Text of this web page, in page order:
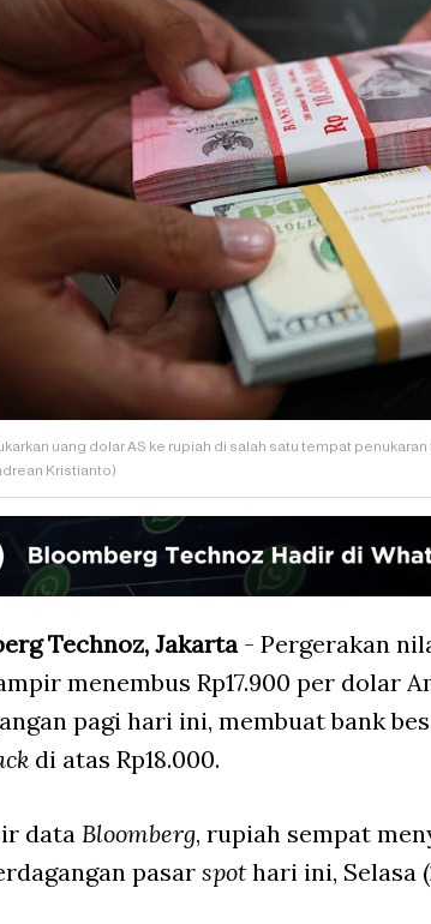
uang dolar AS ke rupiah di salah satu tempat
Kristianto)
Technoz, Jakarta- Pergerakan
menembus Rp17.900 per dolar
pagi hari ini, membuat bank
di atas Rp18.000.
data Bloomberg, rupiah sempat
pasar spot hari ini, Selasa